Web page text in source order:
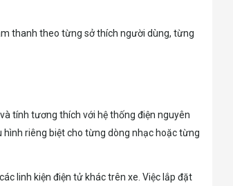
thanh theo từng sở thích người dùng, từng
tính tương thích với hệ thống điện nguyên
riêng biệt cho từng dòng nhạc hoặc từng
linh kiện điện tử khác trên xe. Việc lắp đặt